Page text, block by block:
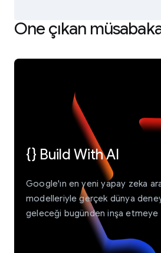
Öne çıkan
{} Build With AI
Google'ın en yeni yapay zeka
modelleriyle gerçek dünya
geleceği bugünden inşa etmeye